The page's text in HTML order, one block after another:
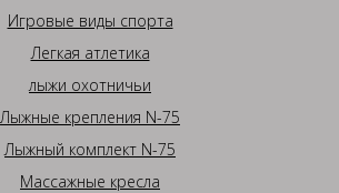
Игровые виды спорта
Легкая атлетика
лыжи охотничьи
Лыжные крепления N-75
Лыжный комплект N-75
Массажные кресла